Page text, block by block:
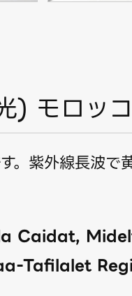
) モロッ
。紫外線長波で
Caidat,
Tafilalet